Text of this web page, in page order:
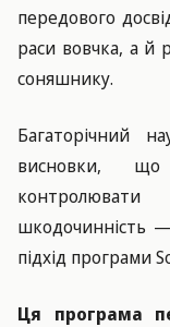
передового
раси вовчка, а й
соняшнику.
Багаторічний
висновки, що
шкодочинність
підхід програми
Ця програма